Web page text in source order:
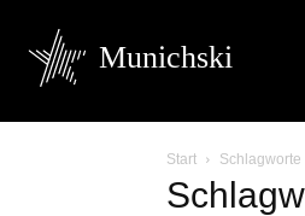
Munichski
Start Schlagworte